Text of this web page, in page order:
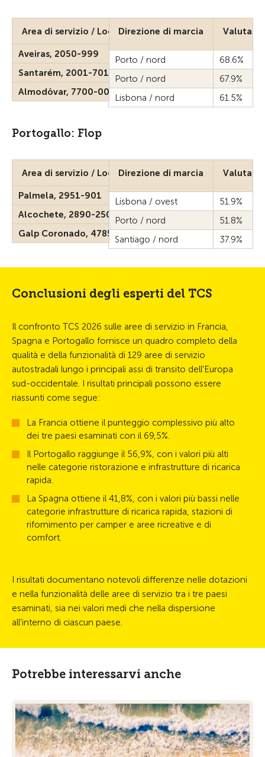
Direzione di marcia
Porto / nord
68.6%
Porto / nord
67.9%
Lisbona / nord
61.5%
Area di servizio / Località
Aveiras, 2050-999
Santarém, 2001-701
Almodôvar, 7700-000
Portogallo: Flop
Direzione di marcia
Lisbona / ovest
51.9%
Porto / nord
51.8%
Santiago / nord
37.9%
Area di servizio / Località
Palmela, 2951-901
Alcochete, 2890-250
Galp Coronado, 4785-209
Conclusioni degli esperti del TCS
Il confronto TCS 2026 sulle aree di servizio in Francia,
Spagna e Portogallo fornisce un quadro completo della
qualità e della funzionalità di 129 aree di servizio
autostradali lungo i principali assi di transito dell'Europa
sud-occidentale. I risultati principali possono essere
riassunti come segue:
La Francia ottiene il punteggio complessivo più alto
dei tre paesi esaminati con il 69,5%.
Il Portogallo raggiunge il 56,9%, con i valori più alti
nelle categorie ristorazione e infrastrutture di ricarica
rapida.
La Spagna ottiene il 41,8%, con i valori più bassi nelle
categorie infrastrutture di ricarica rapida, stazioni di
rifornimento per camper e aree ricreative e di
comfort.
I risultati documentano notevoli differenze nelle dotazioni
e nella funzionalità delle aree di servizio tra i tre paesi
esaminati, sia nei valori medi che nella dispersione
all'interno di ciascun paese.
Potrebbe interessarvi anche